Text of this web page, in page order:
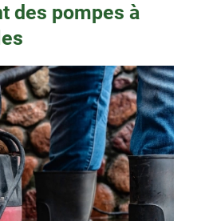
des pompes à